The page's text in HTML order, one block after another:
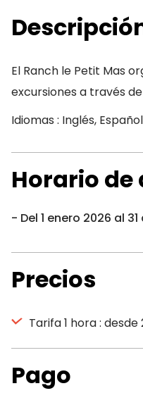
El Ranch le Petit Mas
excursiones a través
Idiomas : Inglés, Español
Horario
Del 1 enero 2026 al
Precios
Tarifa 1 hora : desde
Pago